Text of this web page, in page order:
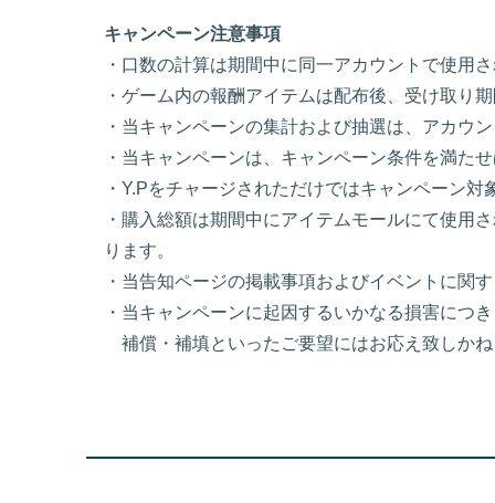
キャンペーン注意事項
・口数の計算は期間中に同一アカウントで使用
・ゲーム内の報酬アイテムは配布後、受け取り
・当キャンペーンの集計および抽選は、アカウ
・当キャンペーンは、キャンペーン条件を満た
・Y.Pをチャージされただけではキャンペーン
・購入総額は期間中にアイテムモールにて使用
ります。
・当告知ページの掲載事項およびイベントに関
・当キャンペーンに起因するいかなる損害につ
補償・補填といったご要望にはお応え致しか